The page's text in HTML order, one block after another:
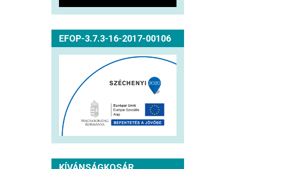
EFOP-3.7.3-16-2017-00106